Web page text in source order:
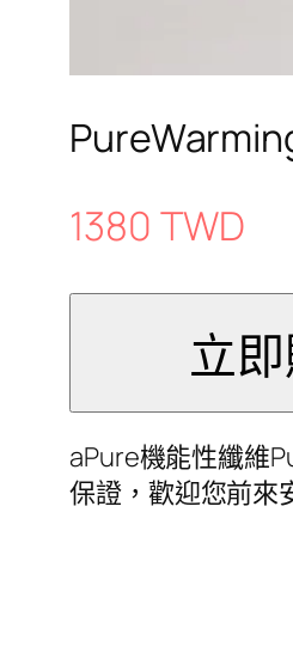
1380 TWD
aPure機能性纖維
保證，歡迎您前來